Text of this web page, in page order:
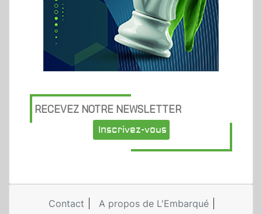
RECEVEZ NOTRE NEWSLETTER
Inscrivez-vous
Contact A propos de L'Embarqué